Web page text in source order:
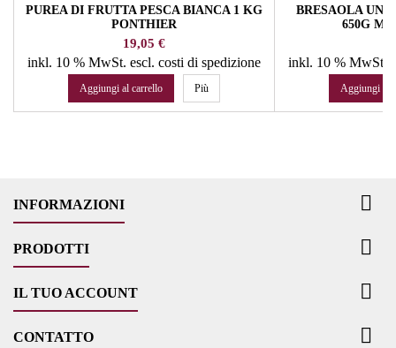
PUREA DI FRUTTA PESCA BIANCA 1 KG
PONTHIER
Prezzo
19,05 €
inkl. 10 % MwSt. escl. costi di spedizione
Aggiungi al carrello Più
BRESAOLA
650G
inkl. 10 % MwSt.
Aggiungi al
INFORMAZIONI 
PRODOTTI 
IL TUO ACCOUNT 
CONTATTO 